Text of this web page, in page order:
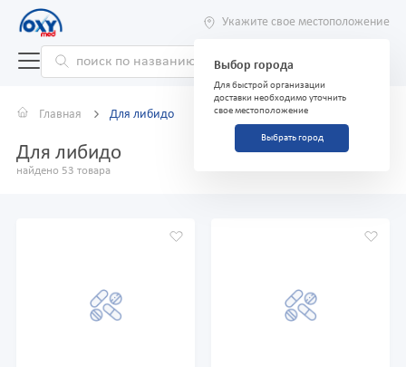
Укажите свое местоположение
Выбор города
Для быстрой организации
доставки необходимо уточнить
свое местоположение
Выбрать город
Главная Для либидо
Для либидо
найдено 53 товара